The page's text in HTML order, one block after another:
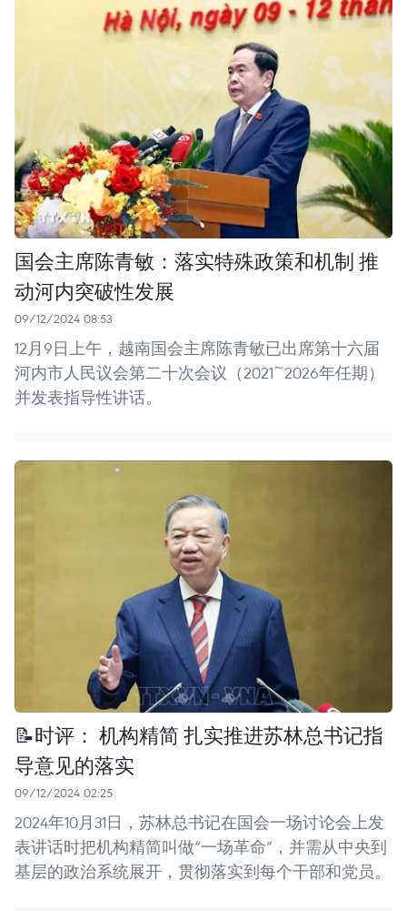
国会主席陈青敏：落实特殊政策和机制 推
动河内突破性发展
09/12/2024 08:53
12月9日上午，越南国会主席陈青敏已出席第十六届
河内市人民议会第二十次会议（2021~2026年任期）
并发表指导性讲话。
📝时评： 机构精简 扎实推进苏林总书记指
导意见的落实
09/12/2024 02:25
2024年10月31日，苏林总书记在国会一场讨论会上发
表讲话时把机构精简叫做“一场革命”，并需从中央到
基层的政治系统展开，贯彻落实到每个干部和党员。